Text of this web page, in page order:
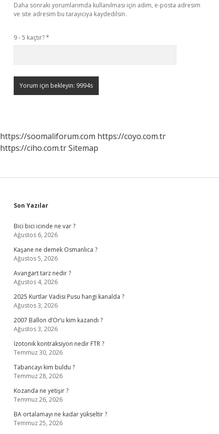
Daha sonraki yorumlarımda kullanılması için adım, e-posta adresim
ve site adresim bu tarayıcıya kaydedilsin.
9 - 5 kaçtır?*
https://soomaliforum.com https://coyo.com.tr
https://ciho.com.trSitemap
Sidebar
Son Yazılar
Bici bici icinde ne var ?
Ağustos 6, 2026
Kaşane ne demek Osmanlıca ?
Ağustos 5, 2026
Avangart tarz nedir ?
Ağustos 4, 2026
2025 Kurtlar Vadisi Pusu hangi kanalda ?
Ağustos 3, 2026
2007 Ballon d’Or’u kim kazandı ?
Ağustos 3, 2026
İzotonik kontraksiyon nedir FTR ?
Temmuz 30, 2026
Tabancayı kim buldu ?
Temmuz 28, 2026
Kozanda ne yetişir ?
Temmuz 26, 2026
BA ortalamayı ne kadar yükseltir ?
Temmuz 25, 2026